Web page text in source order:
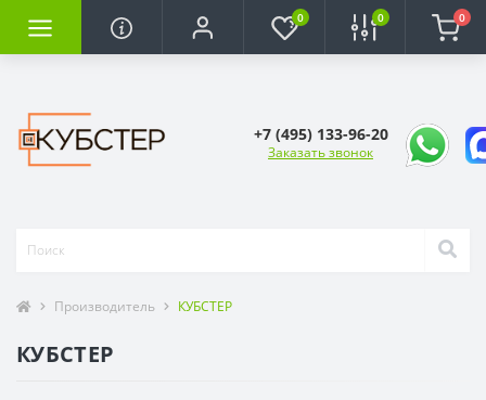
0 0 0
+7 (495) 133-96-20
Заказать звонок
Производитель КУБСТЕР
КУБСТЕР